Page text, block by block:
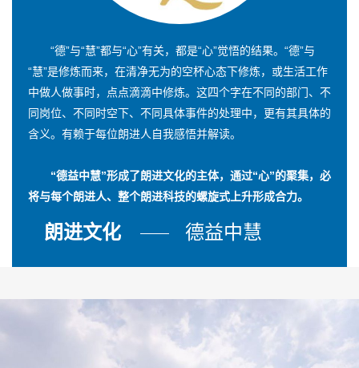
“德”与“慧”都与“心”有关，都是“心”觉悟的结果。“德”与
“慧”是修炼而来，在清净无为的空杯心态下修炼，或生活工作
中做人做事时，点点滴滴中修炼。这四个字在不同的部门、不
同岗位、不同时空下、不同具体事件的处理中，更有其具体的
含义。有赖于每位朗进人自我感悟并解读。
“德益中慧”形成了朗进文化的主体，通过“心”的聚集，必
将与每个朗进人、整个朗进科技的螺旋式上升形成合力。
朗进文化 德益中慧